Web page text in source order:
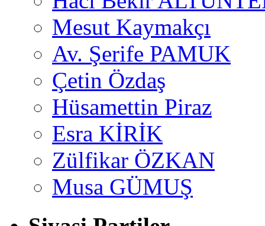
Mesut Kaymakçı
Av. Şerife PAMUK
Çetin Özdaş
Hüsamettin Piraz
Esra KİRİK
Zülfikar ÖZKAN
Musa GÜMUŞ